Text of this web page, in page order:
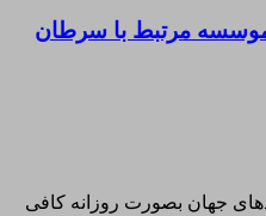
مرتبط با سرطان
جهان بصورت روزانه کافی